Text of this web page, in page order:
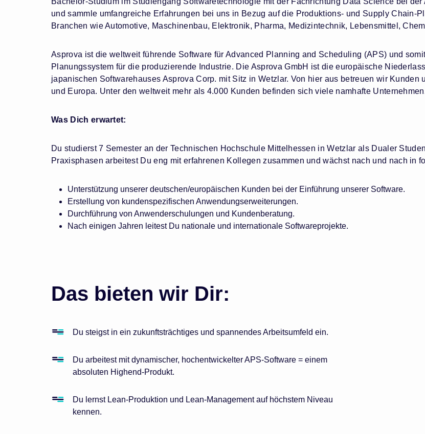
und sammle umfangreiche Erfahrungen bei uns in Bezug auf die Produktions- und Supply Chain-
Branchen wie Automotive, Maschinenbau, Elektronik, Pharma, Medizintechnik, Lebensmittel,
Asprova ist die weltweit führende Software für Advanced Planning and Scheduling (APS) und
Planungssystem für die produzierende Industrie. Die Asprova GmbH ist die europäische
japanischen Softwarehauses Asprova Corp. mit Sitz in Wetzlar. Von hier aus betreuen wir Kunden
und Europa. Unter den weltweit mehr als 4.000 Kunden befinden sich viele namhafte
Was Dich erwartet:
Du studierst 7 Semester an der Technischen Hochschule Mittelhessen in Wetzlar als Dualer
Praxisphasen arbeitest Du eng mit erfahrenen Kollegen zusammen und wächst nach und nach in
Unterstützung unserer deutschen/europäischen Kunden bei der Einführung unserer Software.
Erstellung von kundenspezifischen Anwendungserweiterungen.
Durchführung von Anwenderschulungen und Kundenberatung.
Nach einigen Jahren leitest Du nationale und internationale Softwareprojekte.
Das bieten wir Dir:
Du steigst in ein zukunftsträchtiges und spannendes Arbeitsumfeld ein.
Du arbeitest mit dynamischer, hochentwickelter APS-Software = einem
absoluten Highend-Produkt.
Du lernst Lean-Produktion und Lean-Management auf höchstem Niveau
kennen.